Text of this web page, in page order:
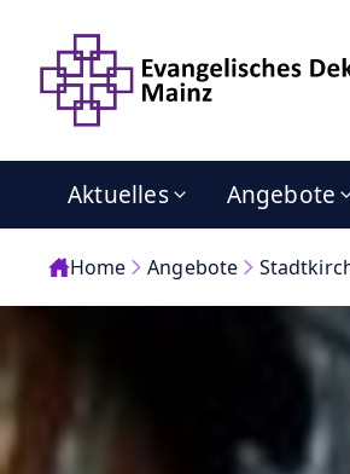
Aktuelles Angebote
Home Angebote